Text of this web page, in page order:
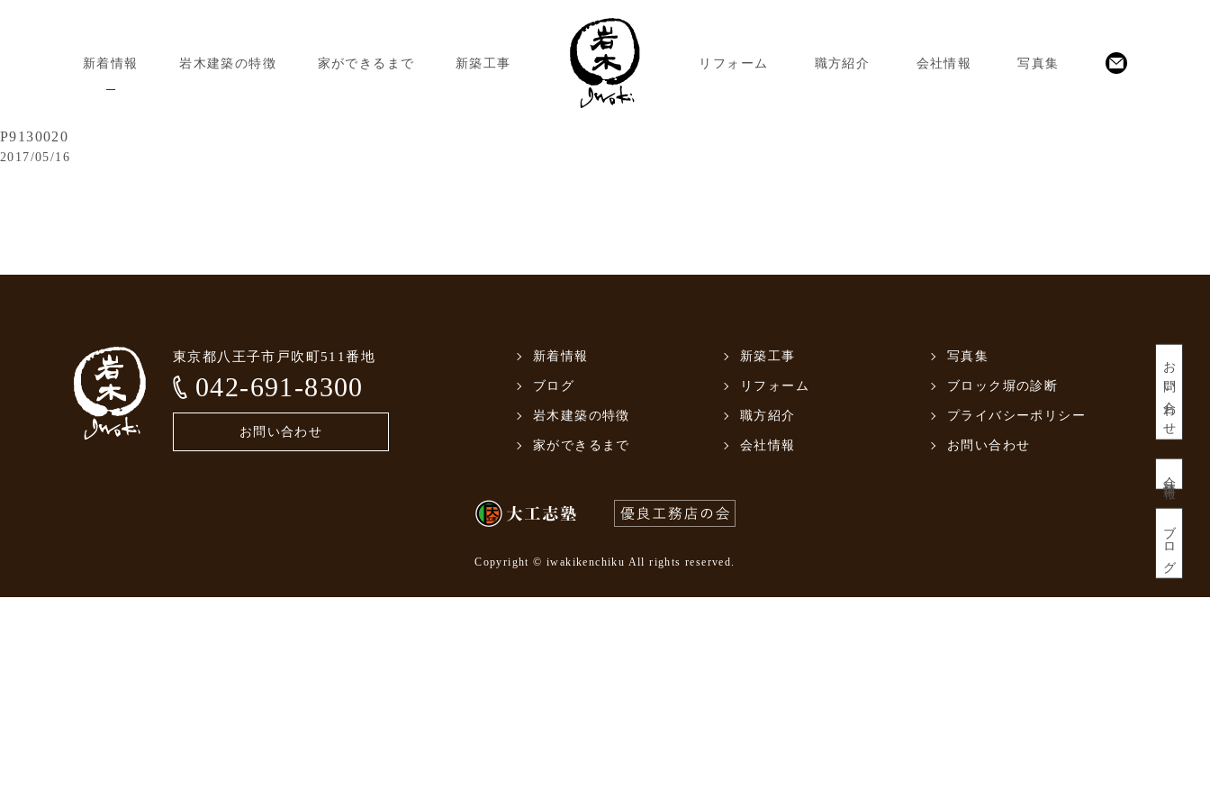
新着情報 岩木建築の特徴 家ができるまで 新築工事 リフォーム 職方紹介 会社情報 写真集
お問い合わせ
会社情報
ブログ
P9130020
2017/05/16
東京都八王子市戸吹町511番地
042-691-8300
お問い合わせ
新着情報
ブログ
岩木建築の特徴
家ができるまで
新築工事
リフォーム
職方紹介
会社情報
写真集
ブロック塀の診断
プライバシーポリシー
お問い合わせ
Copyright © iwakikenchiku All rights reserved.